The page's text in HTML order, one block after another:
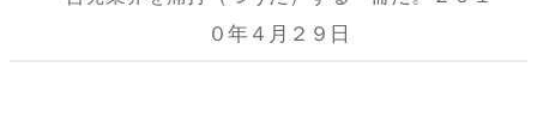
０年４月２９日